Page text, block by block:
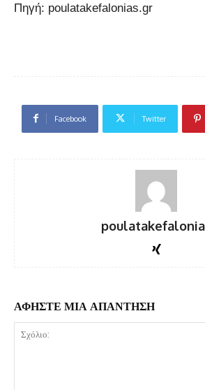
Πηγή: poulatakefalonias.gr
Facebook Twitter
ΑΦΗΣΤΕ ΜΙΑ ΑΠΑΝΤΗΣΗ